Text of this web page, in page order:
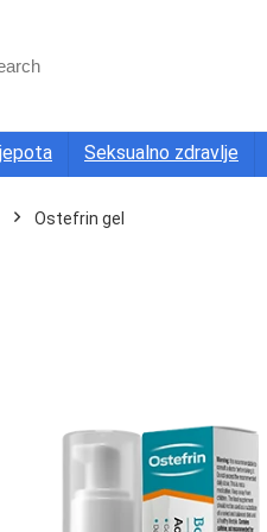
Seksualno zdravlje
Ostefrin gel